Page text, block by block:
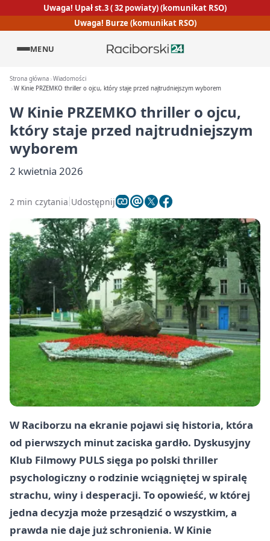
Uwaga! Upał st.3 ( 32 powiaty) (komunikat RSO)
Uwaga! Burze (komunikat RSO)
MENU
Strona główna Wiadomości
W Kinie PRZEMKO thriller o ojcu, który staje przed najtrudniejszym wyborem
W Kinie PRZEMKO thriller o ojcu,
który staje przed najtrudniejszym
wyborem
2 kwietnia 2026
2 min czytania Udostępnij
W Raciborzu na ekranie pojawi się historia, która
od pierwszych minut zaciska gardło. Dyskusyjny
Klub Filmowy PULS sięga po polski thriller
psychologiczny o rodzinie wciągniętej w spiralę
strachu, winy i desperacji. To opowieść, w której
jedna decyzja może przesądzić o wszystkim, a
prawda nie daje już schronienia. W Kinie